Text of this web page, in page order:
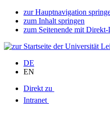
zur Hauptnavigation
zum Inhalt springen
zum Seitenende mit
DE
EN
Direkt zu
Intranet